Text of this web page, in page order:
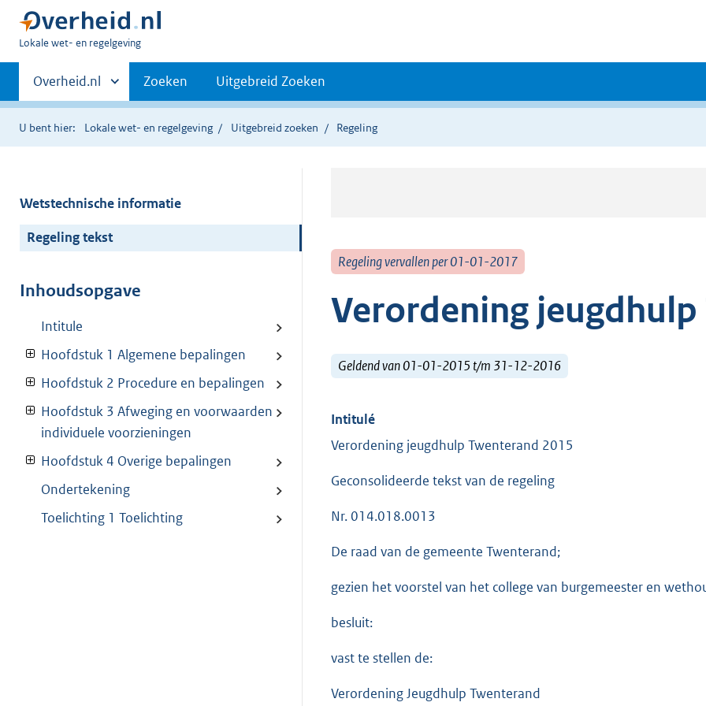
U
hier:
Lokale wet- en regelgeving
Primaire
navigatie
Andere
sites
binnen
Overheid.nl Zoeken Uitgebreid Zoeken
U bent hier: Lokale wet- en regelgeving Uitgebreid zoeken Regeling
Wetstechnische informatie
Regeling tekst
Inhoudsopgave
Intitule
Hoofdstuk 1 Algemene bepalingen
Hoofdstuk 2 Procedure en bepalingen
Hoofdstuk 3 Afweging en voorwaarden
individuele voorzieningen
Hoofdstuk 4 Overige bepalingen
Ondertekening
Toelichting 1 Toelichting
Regeling vervallen per 01-01-2017
Verordening
Geldend van 01-01-2015 t/m 31-12-2016
Intitulé
Verordening jeugdhulp Twenterand 2015
Geconsolideerde tekst van de regeling
Nr. 014.018.0013
De raad van de gemeente Twenterand;
gezien het voorstel van het college van burgemeester en
besluit:
vast te stellen de:
Verordening Jeugdhulp Twenterand